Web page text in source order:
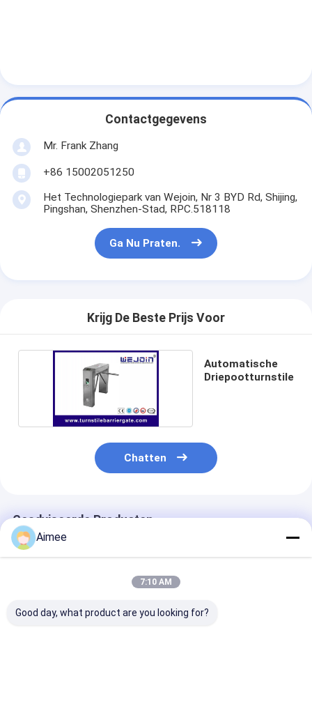
Contactgegevens
Mr. Frank Zhang
+86 15002051250
Het Technologiepark van Wejoin, Nr 3 BYD Rd, Shijing,
Pingshan, Shenzhen-Stad, RPC.518118
Ga Nu Praten.
Krijg De Beste Prijs Voor
Automatische
Driepootturnstile
Chatten
Geadviseerde Producten
Aimee
7:10 AM
Good day, what product are you looking for?